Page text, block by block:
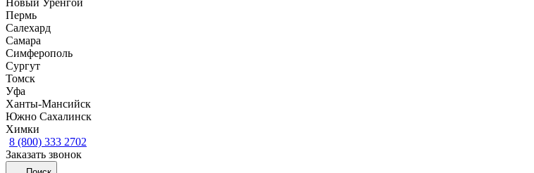
Пермь
Салехард
Самара
Симферополь
Сургут
Томск
Уфа
Ханты-Мансийск
Южно Сахалинск
Химки
8 (800) 333 2702
Заказать звонок